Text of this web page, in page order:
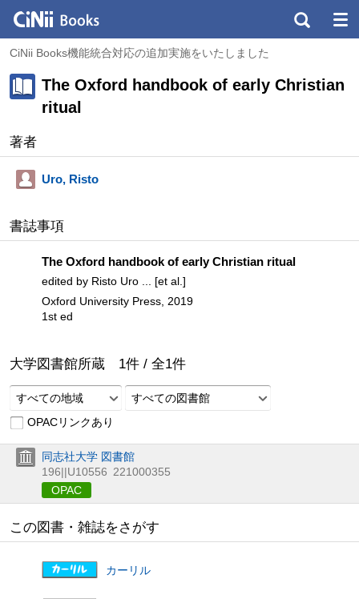
CiNii Books機能統合対応の追加実施をいたしました
The Oxford handbook of early Christian
ritual
著者
Uro, Risto
書誌事項
The Oxford handbook of early Christian ritual
edited by Risto Uro ... [et al.]
Oxford University Press, 2019
1st ed
大学図書館所蔵 1件 / 全1件
すべての地域
すべての図書館
OPACリンクあり
同志社大学 図書館
196||U10556 221000355
OPAC
この図書・雑誌をさがす
カーリル